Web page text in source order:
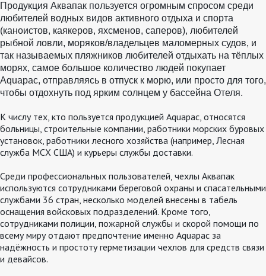
Продукция Аквапак пользуется огромным спросом среди
любителей водных видов активного отдыха и спорта
(каноистов, каякеров, яхсменов, саперов), любителей
рыбной ловли, моряков/владельцев маломерных судов, и
так называемых пляжников любителей отдыхать на тёплых
морях, самое большое количество людей покупает
Aquapac, отправляясь в отпуск к морю, или просто для того,
чтобы отдохнуть под ярким солнцем у бассейна Отеля.
К числу тех, кто пользуется продукцией Aquapac, относятся
больницы, строительные компании, работники морских буровых
установок, работники лесного хозяйства (например, Лесная
служба МСХ США) и курьеры службы доставки.
Среди профессиональных пользователей, чехлы Аквапак
используются сотрудниками береговой охраны и спасательными
службами 36 стран, несколько моделей внесены в табель
оснащения войсковых подразделений. Кроме того,
сотрудниками полиции, пожарной службы и скорой помощи по
всему миру отдают предпочтение именно Aquapac за
надёжность и простоту герметизации чехлов для средств связи
и девайсов.